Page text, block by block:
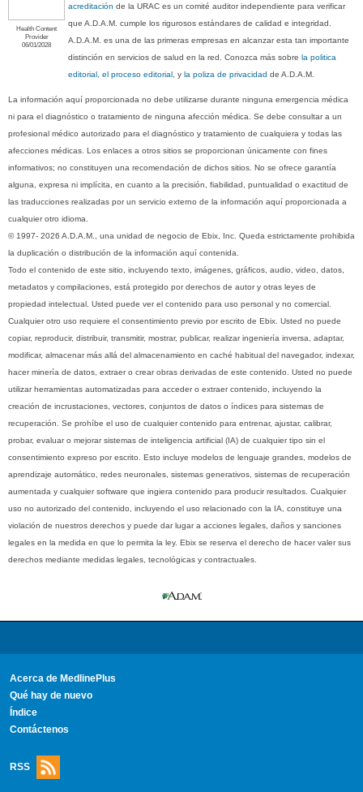
Health Content
Provider
06/01/2028
acreditación de la URAC es un comité auditor independiente para verificar
que A.D.A.M. cumple los rigurosos estándares de calidad e integridad.
A.D.A.M. es una de las primeras empresas en alcanzar esta tan importante
distinción en servicios de salud en la red. Conozca más sobrela politica
editorial, el proceso editorial , yla poliza de privacidad de A.D.A.M.
La información aquí proporcionada no debe utilizarse durante ninguna emergencia médica
ni para el diagnóstico o tratamiento de ninguna afección médica. Se debe consultar a un
profesional médico autorizado para el diagnóstico y tratamiento de cualquiera y todas las
afecciones médicas. Los enlaces a otros sitios se proporcionan únicamente con fines
informativos; no constituyen una recomendación de dichos sitios. No se ofrece garantía
alguna, expresa ni implícita, en cuanto a la precisión, fiabilidad, puntualidad o exactitud de
las traducciones realizadas por un servicio externo de la información aquí proporcionada a
cualquier otro idioma.
© 1997- 2026 A.D.A.M., una unidad de negocio de Ebix, Inc. Queda estrictamente prohibida
la duplicación o distribución de la información aquí contenida.
Todo el contenido de este sitio, incluyendo texto, imágenes, gráficos, audio, video, datos,
metadatos y compilaciones, está protegido por derechos de autor y otras leyes de
propiedad intelectual. Usted puede ver el contenido para uso personal y no comercial.
Cualquier otro uso requiere el consentimiento previo por escrito de Ebix. Usted no puede
copiar, reproducir, distribuir, transmitir, mostrar, publicar, realizar ingeniería inversa, adaptar,
modificar, almacenar más allá del almacenamiento en caché habitual del navegador, indexar,
hacer minería de datos, extraer o crear obras derivadas de este contenido. Usted no puede
utilizar herramientas automatizadas para acceder o extraer contenido, incluyendo la
creación de incrustaciones, vectores, conjuntos de datos o índices para sistemas de
recuperación. Se prohíbe el uso de cualquier contenido para entrenar, ajustar, calibrar,
probar, evaluar o mejorar sistemas de inteligencia artificial (IA) de cualquier tipo sin el
consentimiento expreso por escrito. Esto incluye modelos de lenguaje grandes, modelos de
aprendizaje automático, redes neuronales, sistemas generativos, sistemas de recuperación
aumentada y cualquier software que ingiera contenido para producir resultados. Cualquier
uso no autorizado del contenido, incluyendo el uso relacionado con la IA, constituye una
violación de nuestros derechos y puede dar lugar a acciones legales, daños y sanciones
legales en la medida en que lo permita la ley. Ebix se reserva el derecho de hacer valer sus
derechos mediante medidas legales, tecnológicas y contractuales.
Acerca de MedlinePlus
Qué hay de nuevo
Índice
Contáctenos
RSS